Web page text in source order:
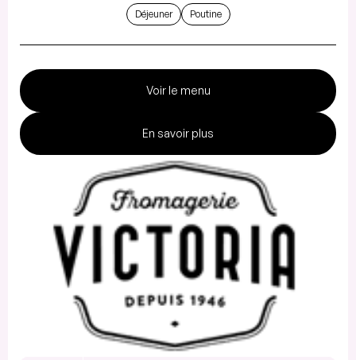
Déjeuner Poutine
Voir le menu
En savoir plus